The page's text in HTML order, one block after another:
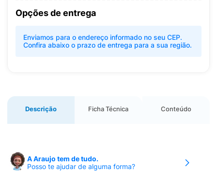
Opções de entrega
Enviamos para o endereço informado no seu CEP.
Confira abaixo o prazo de entrega para a sua região.
Descrição Ficha Técnica Conteúdo
A Araujo tem de tudo.
Posso te ajudar de alguma forma?